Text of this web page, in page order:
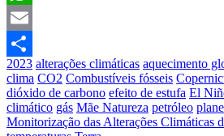
WhatsApp
Email
Partilhar
2023 alterações climáticas aquecimento
clima CO2 Combustíveis fósseis
dióxido de carbono efeito de estufa El
climático gás Mãe Natureza petróleo
Monitorização das Alterações Climáticas